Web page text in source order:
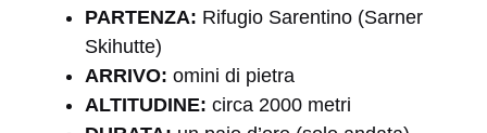
PARTENZA: Rifugio Sarentino (Sarner
Skihutte)
ARRIVO: omini di pietra
ALTITUDINE: circa 2000 metri